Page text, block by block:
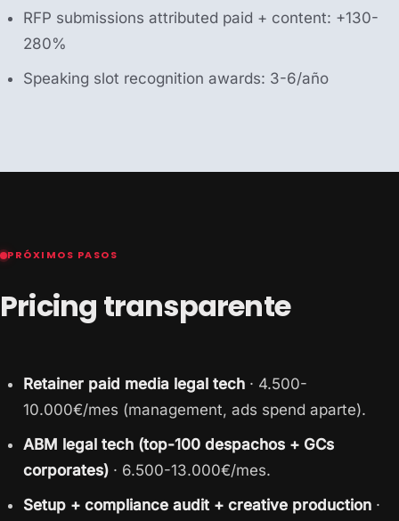
RFP submissions attributed paid + content: +130-
280%
Speaking slot recognition awards: 3-6/año
PRÓXIMOS PASOS
Pricing transparente
Retainer paid media legal tech · 4.500-
10.000€/mes (management, ads spend aparte).
ABM legal tech (top-100 despachos + GCs
corporates) · 6.500-13.000€/mes.
Setup + compliance audit + creative production ·